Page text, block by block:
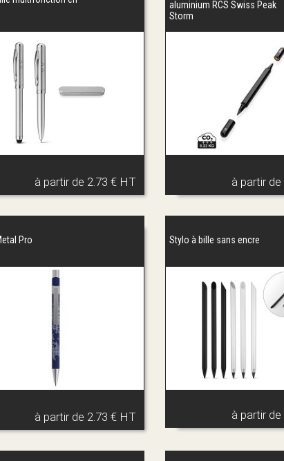
à partir de 2.73 € HT
aluminium RCS Swiss Peak
Storm
à partir de
Pro
à partir de 2.73 € HT
Stylo à bille sans encre
à partir de